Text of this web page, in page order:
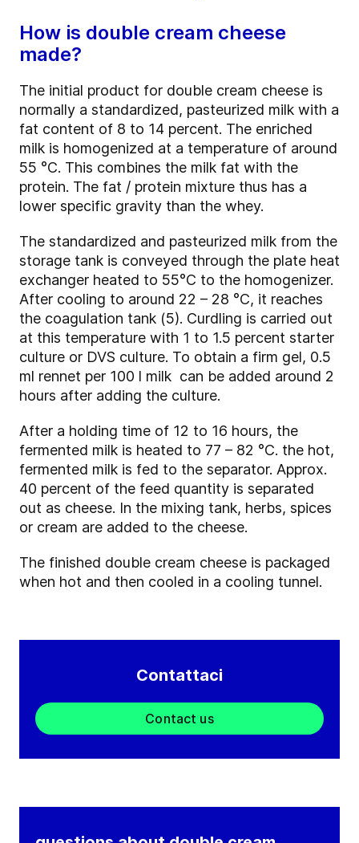
How is double cream cheese
made?
The initial product for double cream cheese is
normally a standardized, pasteurized milk with a
fat content of 8 to 14 percent. The enriched
milk is homogenized at a temperature of around
55 °C. This combines the milk fat with the
protein. The fat / protein mixture thus has a
lower specific gravity than the whey.
The standardized and pasteurized milk from the
storage tank is conveyed through the plate heat
exchanger heated to 55°C to the homogenizer.
After cooling to around 22 – 28 °C, it reaches
the coagulation tank (5). Curdling is carried out
at this temperature with 1 to 1.5 percent starter
culture or DVS culture. To obtain a firm gel, 0.5
ml rennet per 100 l milk can be added around 2
hours after adding the culture.
After a holding time of 12 to 16 hours, the
fermented milk is heated to 77 – 82 °C. the hot,
fermented milk is fed to the separator. Approx.
40 percent of the feed quantity is separated
out as cheese. In the mixing tank, herbs, spices
or cream are added to the cheese.
The finished double cream cheese is packaged
when hot and then cooled in a cooling tunnel.
Contattaci
Contact us